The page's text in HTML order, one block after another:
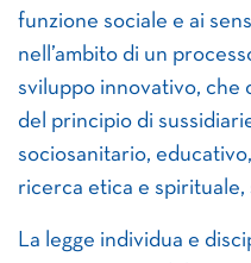
funzione sociale e ai
nell’ambito di un
sviluppo innovativo, che
del principio di
sociosanitario,
ricerca etica e
La legge individua e